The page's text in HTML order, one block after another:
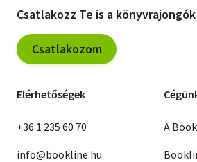
Csatlakozz Te is a
Csatlakozom
Elérhetőségek
+36 1 235 60 70
info@bookline.hu
A